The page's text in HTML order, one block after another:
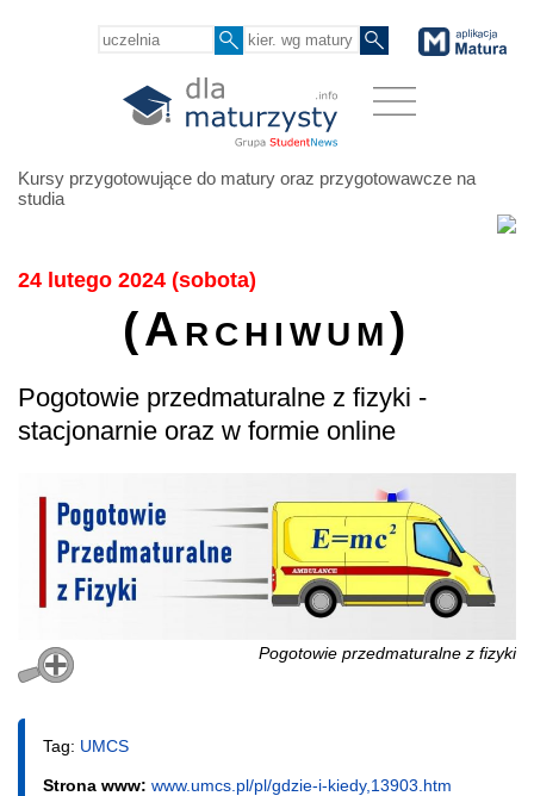
Kursy przygotowujące do matury oraz przygotowawcze na
studia
24 lutego 2024 (sobota)
(Archiwum)
Pogotowie przedmaturalne z fizyki -
stacjonarnie oraz w formie online
Pogotowie przedmaturalne z fizyki
Tag: UMCS
Strona www: www.umcs.pl/pl/gdzie-i-kiedy,13903.htm